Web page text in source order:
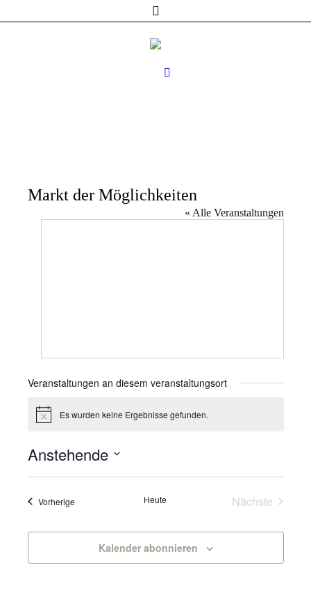
Markt der Möglichkeiten
« Alle Veranstaltungen
Veranstaltungen an diesem veranstaltungsort
HinweisEs wurden keine Ergebnisse gefunden.
Anstehende
VorherigeVeranstaltungen Heute Nächste
Kalender abonnieren